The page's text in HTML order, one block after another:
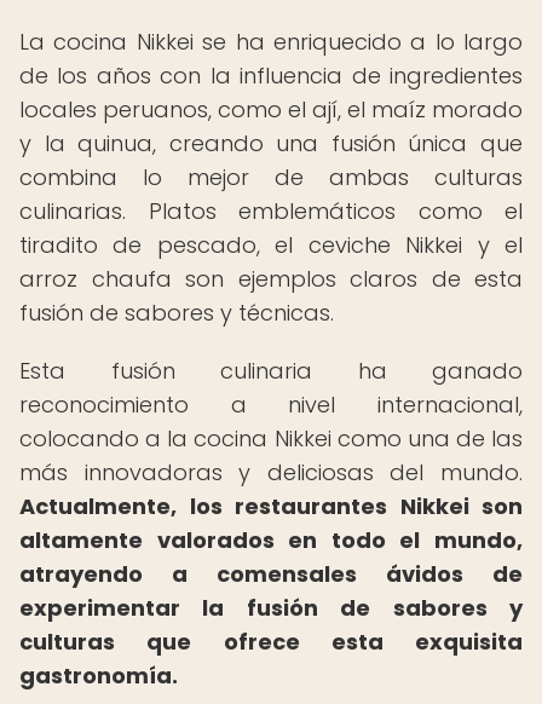
La cocina Nikkei se ha enriquecido a lo largo
de los años con la influencia de ingredientes
locales peruanos, como el ají, el maíz morado
y la quinua, creando una fusión única que
combina lo mejor de ambas culturas
culinarias. Platos emblemáticos como el
tiradito de pescado, el ceviche Nikkei y el
arroz chaufa son ejemplos claros de esta
fusión de sabores y técnicas.
Esta fusión culinaria ha ganado
reconocimiento a nivel internacional,
colocando a la cocina Nikkei como una de las
más innovadoras y deliciosas del mundo.
Actualmente, los restaurantes Nikkei son
altamente valorados en todo el mundo,
atrayendo a comensales ávidos de
experimentar la fusión de sabores y
culturas que ofrece esta exquisita
gastronomía.